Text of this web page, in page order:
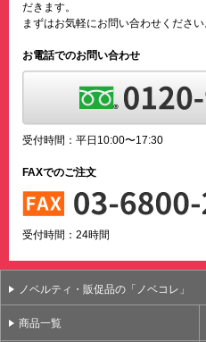
だきます。
まずはお気軽にお問い合わせください
お電話でのお問い合わせ
受付時間：平日10:00〜17:30
FAXでのご注文
受付時間：24時間
ノベルティ・販促品の「ノベコレ」
商品一覧